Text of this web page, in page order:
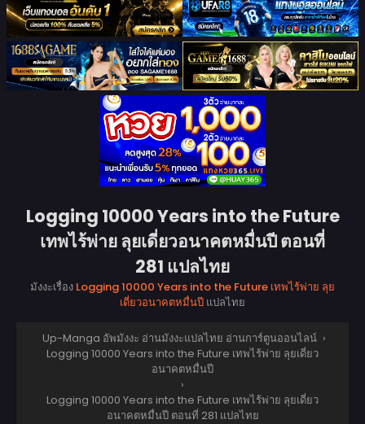
Logging 10000 Years into the Future
เทพไร้พ่าย ลุยเดี่ยวอนาคตหมื่นปี ตอนที่
281 แปลไทย
มังงะเรื่อง Logging 10000 Years into the Future เทพไร้พ่าย ลุย
เดี่ยวอนาคตหมื่นปี แปลไทย
Up-Manga อัพมังงะ อ่านมังงะแปลไทย อ่านการ์ตูนออนไลน์ ›
Logging 10000 Years into the Future เทพไร้พ่าย ลุยเดี่ยว
อนาคตหมื่นปี
›
Logging 10000 Years into the Future เทพไร้พ่าย ลุยเดี่ยว
อนาคตหมื่นปี ตอนที่ 281 แปลไทย